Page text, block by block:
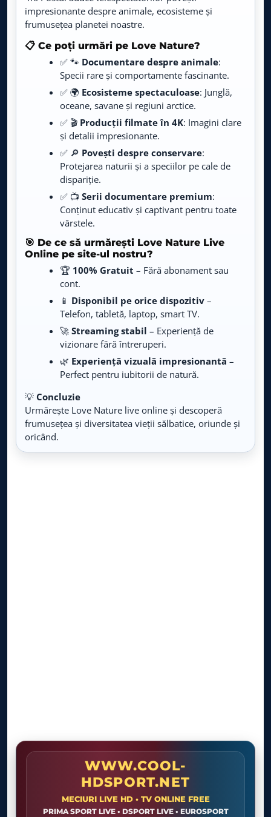
Love Nature
Live TV
Fastion TV
Live TV
Agro TV
Live TV
Cinethronix
Live TV
E-Entertainment
Live TV
Prima History
Live TV
Travel Mix
Live TV
HGTV
Live TV
Da Vinci Learning
impresionante despre animale, ecosisteme și
frumusețea planetei noastre.
📋 Ce poți urmări pe Love Nature?
✅ 🐾 Documentare despre animale:
Specii rare și comportamente fascinante.
✅ 🌍 Ecosisteme spectaculoase: Junglă,
oceane, savane și regiuni arctice.
✅ 🎬 Producții filmate în 4K: Imagini clare
și detalii impresionante.
✅ 🔎 Povești despre conservare:
Protejarea naturii și a speciilor pe cale de
dispariție.
✅ 📺 Serii documentare premium:
Conținut educativ și captivant pentru toate
vârstele.
🎯 De ce să urmărești Love Nature Live
Online pe site-ul nostru?
🏆 100% Gratuit – Fără abonament sau
cont.
📱 Disponibil pe orice dispozitiv –
Telefon, tabletă, laptop, smart TV.
🚀 Streaming stabil – Experiență de
vizionare fără întreruperi.
🌿 Experiență vizuală impresionantă –
Perfect pentru iubitorii de natură.
💡 Concluzie
Urmărește Love Nature live online și descoperă
frumusețea și diversitatea vieții sălbatice, oriunde și
oricând.
WWW.COOL-
HDSPORT.NET
MECIURI LIVE HD • TV ONLINE FREE
PRIMA SPORT LIVE • DSPORT LIVE • EUROSPORT